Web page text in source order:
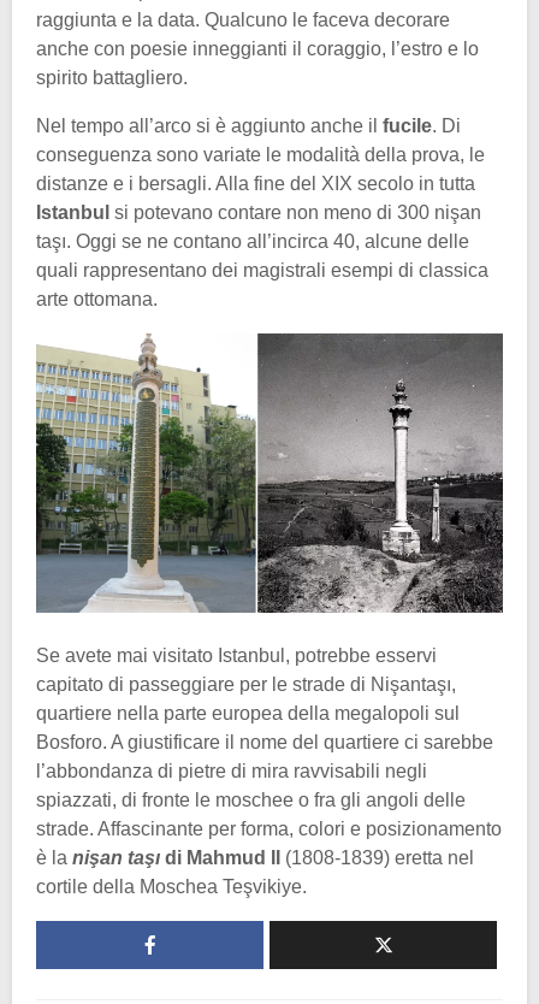
raggiunta e la data. Qualcuno le faceva decorare
anche con poesie inneggianti il coraggio, l’estro e lo
spirito battagliero.
Nel tempo all’arco si è aggiunto anche il fucile. Di
conseguenza sono variate le modalità della prova, le
distanze e i bersagli. Alla fine del XIX secolo in tutta
Istanbul si potevano contare non meno di 300 nişan
taşı. Oggi se ne contano all’incirca 40, alcune delle
quali rappresentano dei magistrali esempi di classica
arte ottomana.
Se avete mai visitato Istanbul, potrebbe esservi
capitato di passeggiare per le strade di Nişantaşı,
quartiere nella parte europea della megalopoli sul
Bosforo. A giustificare il nome del quartiere ci sarebbe
l’abbondanza di pietre di mira ravvisabili negli
spiazzati, di fronte le moschee o fra gli angoli delle
strade. Affascinante per forma, colori e posizionamento
è la nişan taşı di Mahmud II
(1808-1839) eretta nel
cortile della Moschea Teşvikiye.